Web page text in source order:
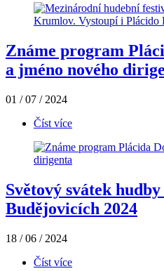
Známe program
a jméno nového
01 / 07 / 2024
Číst více
Světový svátek
Budějovicích 2024
18 / 06 / 2024
Číst více